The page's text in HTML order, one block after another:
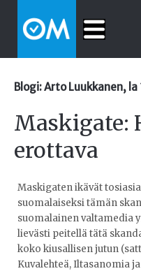
Blogi: Arto Luukkanen,
Maskigate:
erottava
Maskigaten ikävät
suomalaiseksi tämän
suomalainen valtamedia
lievästi peitellä tätä
koko kiusallisen jutun
Kuvalehteä, Iltasanomia